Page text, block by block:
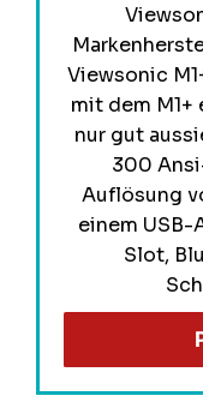
Viewsonic
mit dem
nur gut
300
Auflösung
einem USB-
Slot,